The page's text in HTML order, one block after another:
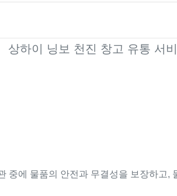
상하이 닝보 천진 창고 유통 서
중에 물품의 안전과 무결성을 보장하고,